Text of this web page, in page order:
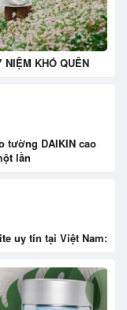
NIỆM KHÓ QUÊN
tường DAIKIN cao
lần
uy tín tại Việt Nam: